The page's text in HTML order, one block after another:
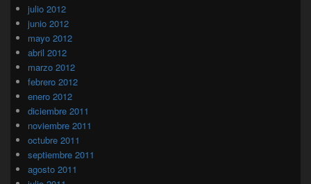
julio 2012
junio 2012
mayo 2012
abril 2012
marzo 2012
febrero 2012
enero 2012
diciembre 2011
noviembre 2011
octubre 2011
septiembre 2011
agosto 2011